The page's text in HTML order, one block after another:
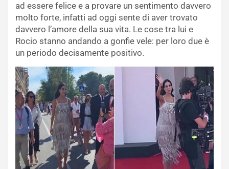
ad essere felice e a provare un sentimento davvero
molto forte, infatti ad oggi sente di aver trovato
davvero l’amore della sua vita. Le cose tra lui e
Rocio stanno andando a gonfie vele: per loro due è
un periodo decisamente positivo.